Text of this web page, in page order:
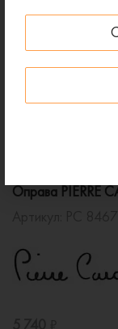
Оправа PIERRE